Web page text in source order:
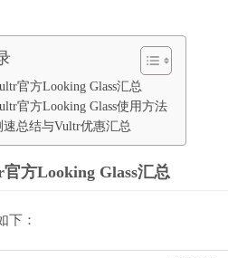
官方Looking Glass汇总
官方Looking Glass使用方法
速总结与Vultr优惠汇总
方Looking Glass汇总
下：